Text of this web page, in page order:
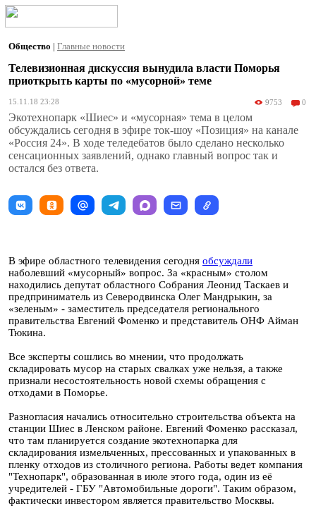
Общество | Главные новости
Телевизионная дискуссия вынудила власти Поморья
приоткрыть карты по «мусорной» теме
15.11.18 23:28 9753 0
Экотехнопарк «Шиес» и «мусорная» тема в целом
обсуждались сегодня в эфире ток-шоу «Позиция» на канале
«Россия 24». В ходе теледебатов было сделано несколько
сенсационных заявлений, однако главный вопрос так и
остался без ответа.
В эфире областного телевидения сегодня обсуждали
наболевший «мусорный» вопрос. За «красным» столом
находились депутат областного Собрания Леонид Таскаев и
предприниматель из Северодвинска Олег Мандрыкин, за
«зеленым» - заместитель председателя регионального
правительства Евгений Фоменко и представитель ОНФ Айман
Тюкина.
Все эксперты сошлись во мнении, что продолжать
складировать мусор на старых свалках уже нельзя, а также
признали несостоятельность новой схемы обращения с
отходами в Поморье.
Разногласия начались относительно строительства объекта на
станции Шиес в Ленском районе. Евгений Фоменко рассказал,
что там планируется создание экотехнопарка для
складирования измельченных, прессованных и упакованных в
пленку отходов из столичного региона. Работы ведет компания
"Технопарк", образованная в июле этого года, один из её
учредителей - ГБУ "Автомобильные дороги". Таким образом,
фактически инвестором является правительство Москвы.